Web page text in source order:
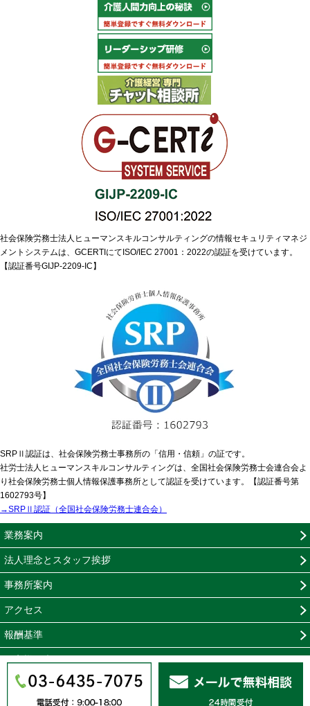
社会保険労務士法人ヒューマンスキルコンサルティングの情報セキュリティマネジ
メントシステムは、GCERTIにてISO/IEC 27001：2022の認証を受けています。
【認証番号GIJP-2209-IC】
SRPⅡ認証は、社会保険労務士事務所の「信用・信頼」の証です。
社労士法人ヒューマンスキルコンサルティングは、全国社会保険労務士会連合会よ
り社会保険労務士個人情報保護事務所として認証を受けています。【認証番号第
1602793号】
→SRPⅡ認証（全国社会保険労務士連合会）
業務案内
法人理念とスタッフ挨拶
事務所案内
アクセス
報酬基準
お客様の声
無料相談